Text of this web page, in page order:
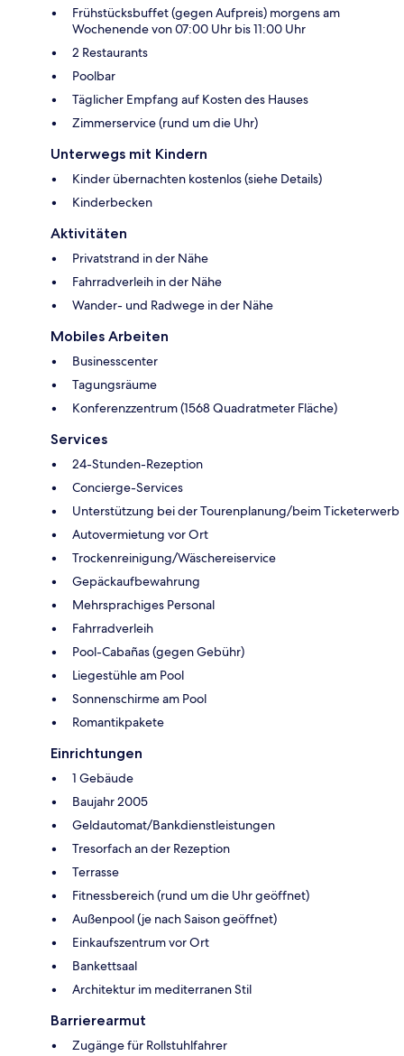
Frühstücksbuffet (gegen Aufpreis) morgens am
Wochenende von 07:00 Uhr bis 11:00 Uhr
2 Restaurants
Poolbar
Täglicher Empfang auf Kosten des Hauses
Zimmerservice (rund um die Uhr)
Unterwegs mit Kindern
Kinder übernachten kostenlos (siehe Details)
Kinderbecken
Aktivitäten
Privatstrand in der Nähe
Fahrradverleih in der Nähe
Wander- und Radwege in der Nähe
Mobiles Arbeiten
Businesscenter
Tagungsräume
Konferenzzentrum (1568 Quadratmeter Fläche)
Services
24-Stunden-Rezeption
Concierge-Services
Unterstützung bei der Tourenplanung/beim Ticketerwerb
Autovermietung vor Ort
Trockenreinigung/Wäschereiservice
Gepäckaufbewahrung
Mehrsprachiges Personal
Fahrradverleih
Pool-Cabañas (gegen Gebühr)
Liegestühle am Pool
Sonnenschirme am Pool
Romantikpakete
Einrichtungen
1 Gebäude
Baujahr 2005
Geldautomat/Bankdienstleistungen
Tresorfach an der Rezeption
Terrasse
Fitnessbereich (rund um die Uhr geöffnet)
Außenpool (je nach Saison geöffnet)
Einkaufszentrum vor Ort
Bankettsaal
Architektur im mediterranen Stil
Barrierearmut
Zugänge für Rollstuhlfahrer